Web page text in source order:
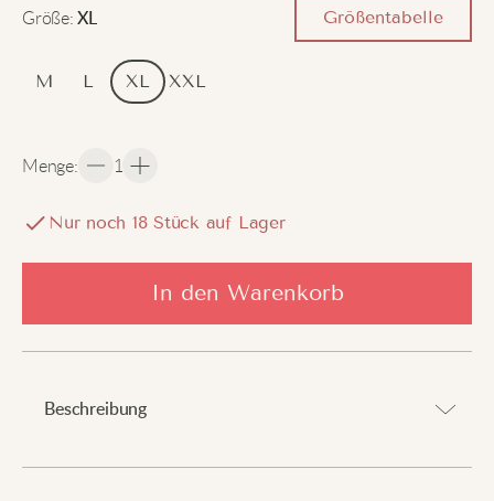
Größe: XL Größentabelle
M L XL XXL
Menge: 1
Nur noch 18 Stück auf Lager
In den Warenkorb
Beschreibung